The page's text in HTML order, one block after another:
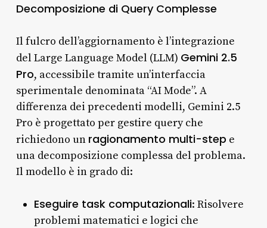
Decomposizione di Query Complesse
Il fulcro dell’aggiornamento è l’integrazione
del Large Language Model (LLM) Gemini 2.5
Pro, accessibile tramite un’interfaccia
sperimentale denominata “AI Mode”. A
differenza dei precedenti modelli, Gemini 2.5
Pro è progettato per gestire query che
richiedono un ragionamento multi-step e
una decomposizione complessa del problema.
Il modello è in grado di:
Eseguire task computazionali: Risolvere
problemi matematici e logici che